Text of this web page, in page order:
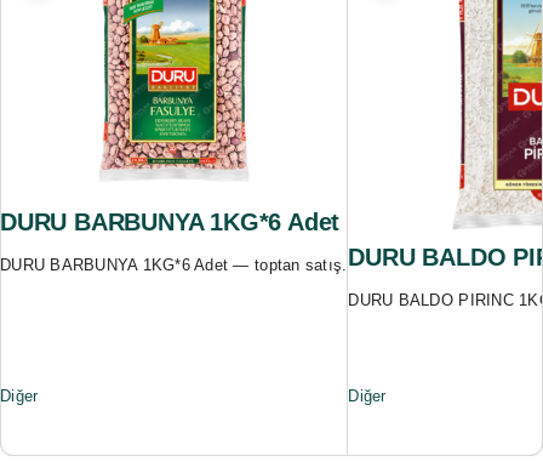
DURU BARBUNYA 1KG*6 Adet
DURU BARBUNYA 1KG*6 Adet — toptan satış.
Diğer
DURU BALDO
DURU BALDO PIRINC
Diğer